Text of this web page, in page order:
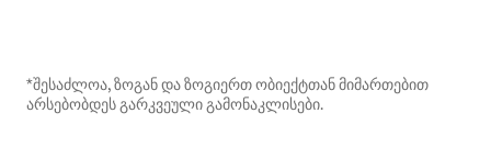
*შესაძლოა, ზოგან და ზოგიერთ ობიექტთან მიმართებით
არსებობდეს გარკვეული გამონაკლისები.